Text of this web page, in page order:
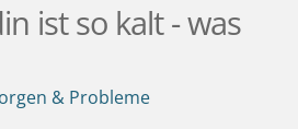
ist so kalt - was
& Probleme